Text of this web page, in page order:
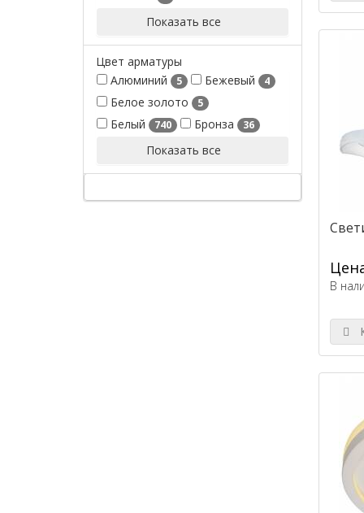
Показать все
Цвет арматуры
Алюминий
5 Бежевый 4
Белое золото 5
Белый 740 Бронза 36
Показать все
В